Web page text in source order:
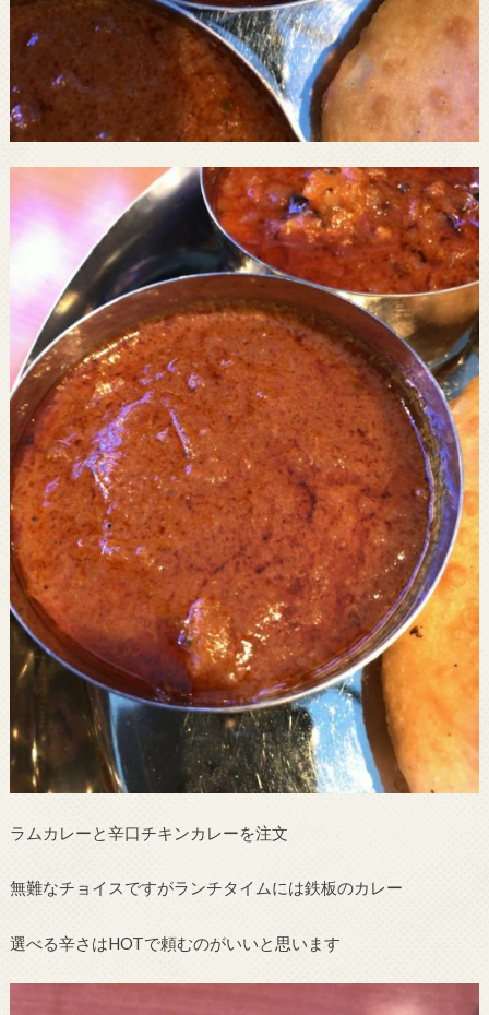
ラムカレーと辛口チキンカレーを注文
無難なチョイスですがランチタイムには鉄板のカレー
選べる辛さはHOTで頼むのがいいと思います